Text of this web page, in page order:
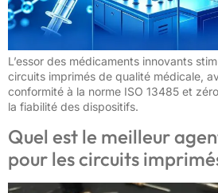
L’essor des médicaments innovants
circuits imprimés de qualité médicale,
conformité à la norme ISO 13485 et
la fiabilité des dispositifs.
Quel est le meilleur
pour les circuits